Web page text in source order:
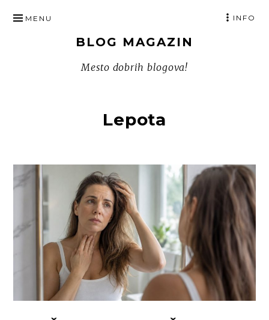
TO
BLOG MAGAZIN
Mesto dobrih blogova!
MENU INFO
Lepota